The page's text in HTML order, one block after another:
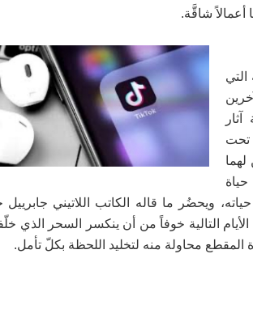
أعمالاً شاقَّة.
التي
تحت
ويحضُر ما قاله الكاتب اللاتيني جابرييل
التالية خوفاً من أن ينكسر السحر الذي
محاولة منه لتخليد اللحظة بكلّ تأمل.